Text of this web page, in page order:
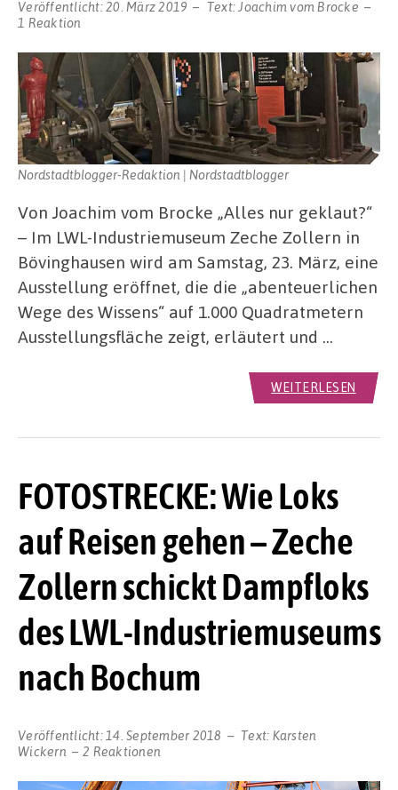
Veröffentlicht:20. März 2019 Text: Joachim vom Brocke
1 Reaktion
Nordstadtblogger-Redaktion | Nordstadtblogger
Von Joachim vom Brocke „Alles nur geklaut?“
– Im LWL-Industriemuseum Zeche Zollern in
Bövinghausen wird am Samstag, 23. März, eine
Ausstellung eröffnet, die die „abenteuerlichen
Wege des Wissens“ auf 1.000 Quadratmetern
Ausstellungsfläche zeigt, erläutert und …
WEITERLESEN
FOTOSTRECKE: Wie Loks
auf Reisen gehen – Zeche
Zollern schickt Dampfloks
des LWL-Industriemuseums
nach Bochum
Veröffentlicht: 14. September 2018 Text: Karsten
Wickern
2 Reaktionen